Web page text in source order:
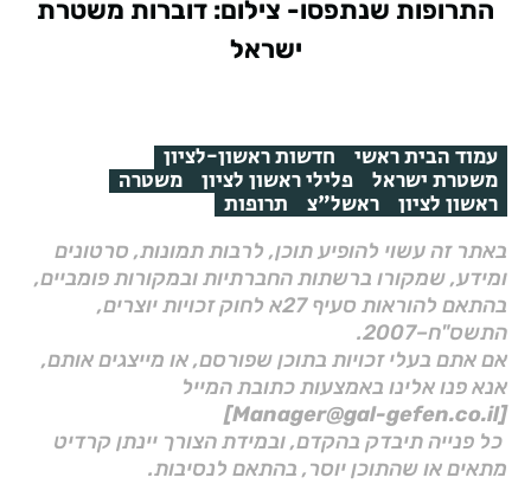
התרופות שנתפסו- צילום: דוברות משטרת
ישראל
עמוד הבית ראשי חדשות ראשון-לציון
משטרת ישראל פלילי ראשון לציון משטרה
ראשון לציון ראשל"צ תרופות
באתר זה עשוי להופיע תוכן, לרבות תמונות, סרטונים
ומידע, שמקורו ברשתות החברתיות ובמקורות פומביים,
בהתאם להוראות סעיף 27א לחוק זכויות יוצרים,
התשס"ח–2007.
אם אתם בעלי זכויות בתוכן שפורסם, או מייצגים אותם,
אנא פנו אלינו באמצעות כתובת המייל
[Manager@gal-gefen.co.il]
כל פנייה תיבדק בהקדם, ובמידת הצורך יינתן קרדיט
מתאים או שהתוכן יוסר, בהתאם לנסיבות.